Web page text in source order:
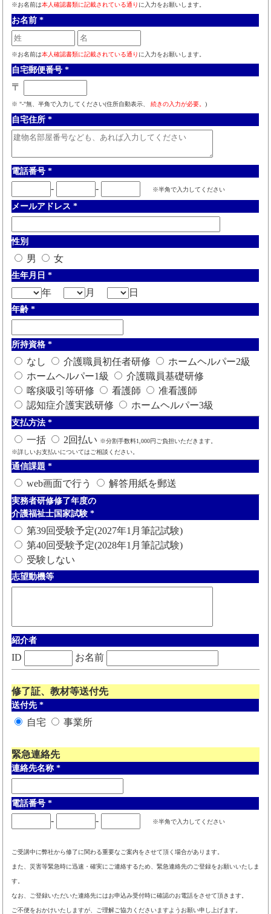
※お名前は本人確認書類に記載されている通り に入力をお願いします。
お名前 *
※お名前は本人確認書類に記載されている通り に入力をお願いします。
自宅郵便番号 *
〒
※ "-"無、半角で入力してください(住所自動表示、 続きの入力が必要。 )
自宅住所 *
電話番号 *
- - ※半角で入力してください
メールアドレス *
性別
男 女
生年月日 *
年 月 日
年齢 *
所持資格 *
なし 介護職員初任者研修
ホームヘルパー2級
ホームヘルパー1級
介護職員基礎研修
喀痰吸引等研修
看護師
准看護師
認知症介護実践研修
ホームヘルパー3級
支払方法 *
一括 2回払い ※分割手数料1,000円ご負担いただきます。
※詳しいお支払いについてはご相談ください。
通信課題 *
web画面で行う 解答用紙を郵送
実務者研修修了年度の
介護福祉士国家試験 *
第39回受験予定(2027年1月筆記試験)
第40回受験予定(2028年1月筆記試験)
受験しない
志望動機等
紹介者
ID お名前
修了証、教材等送付先
送付先 *
自宅 事業所
緊急連絡先
連絡先名称 *
電話番号 *
- - ※半角で入力してください
ご受講中に弊社から修了に関わる重要なご案内をさせて頂く場合があります。
また、災害等緊急時に迅速・確実にご連絡するため、緊急連絡先のご登録をお願いいたしま
す。
なお、ご登録いただいた連絡先にはお申込み受付時に確認のお電話をさせて頂きます。
ご不便をおかけいたしますが、ご理解ご協力くださいますようお願い申し上げます。